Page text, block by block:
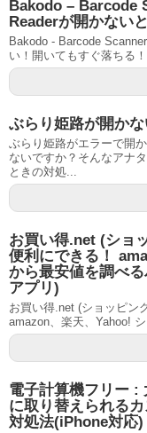
Bakodo – Barcode
Readerが開かない
Bakodo - Barcode
い！開いてもすぐ落ちる！
ぶらり姫路が開か
ぶらり姫路がエラーで開
ないですか？そんなアナ
ときの対処...
お買い得.net (ショ
便利にできる！
から最安値を調べ
アプリ)
お買い得.net (ショッピン
amazon、楽天、Yahoo!
電子計算機フリー :
に取り替えられる
対処法(iPhone対応)